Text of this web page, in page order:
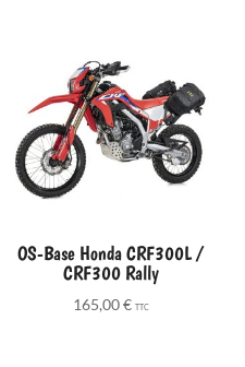
OS-Base Honda CRF300L /
CRF300 Rally
165,00€ TTC